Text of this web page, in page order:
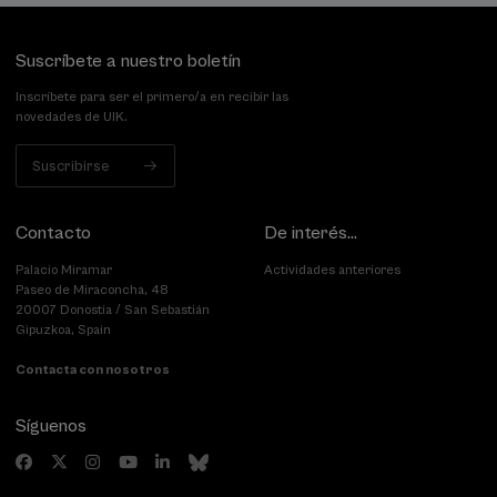
Suscríbete a nuestro boletín
Inscríbete para ser el primero/a en recibir las
novedades de UIK.
Suscribirse
Contacto
Palacio Miramar
Paseo de Miraconcha, 48
20007 Donostia / San Sebastián
Gipuzkoa, Spain
Contacta con nosotros
De interés...
Actividades anteriores
Síguenos